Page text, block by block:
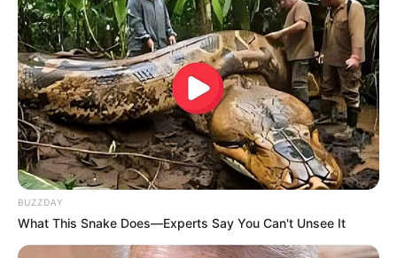
BUZZDAY
What This Snake Does—Experts Say You Can't Unsee It